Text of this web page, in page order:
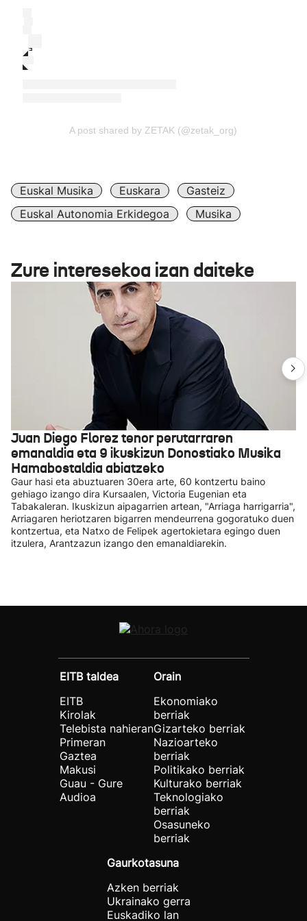
A post shared by ZETAK (@zetak_org)
Euskal Musika Euskara
Gasteiz
Euskal Autonomia Erkidegoa
Musika
Zure interesekoa izan daiteke
Juan Diego Florez tenor perutarraren
emanaldia eta 9 ikuskizun Donostiako Musika
Hamabostaldia abiatzeko
Gaur hasi eta abuztuaren 30era arte, 60 kontzertu baino
gehiago izango dira Kursaalen, Victoria Eugenian eta
Tabakaleran. Ikuskizun aipagarrien artean, "Arriaga harrigarria",
Arriagaren heriotzaren bigarren mendeurrena gogoratuko duen
kontzertua, eta Natxo de Felipek agertokietara egingo duen
itzulera, Arantzazun izango den emanaldiarekin.
EITB taldea
EITB
Kirolak
Telebista nahieran
Primeran
Gaztea
Makusi
Guau - Gure
Audioa
Orain
Ekonomiako
berriak
Gizarteko berriak
Nazioarteko
berriak
Politikako berriak
Kulturako berriak
Teknologiako
berriak
Osasuneko
berriak
Gaurkotasuna
Azken berriak
Ukrainako gerra
Euskadiko lan